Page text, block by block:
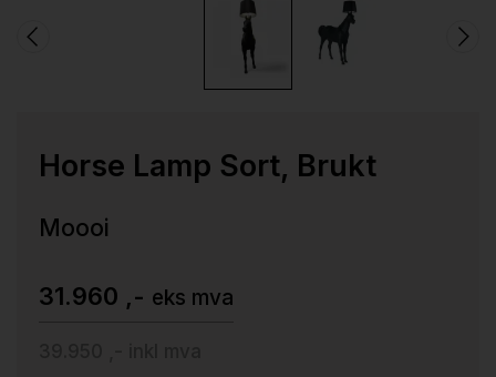
Horse Lamp Sort, Brukt
Moooi
31.960 ,- eks mva